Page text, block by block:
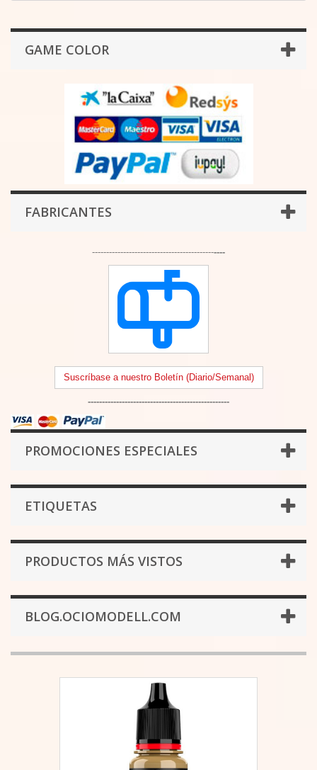
GAME COLOR
FABRICANTES
-----------------------------------------------
Suscríbase a nuestro Boletín (Diario/Semanal)
--------------------------------------------------
PROMOCIONES ESPECIALES
ETIQUETAS
PRODUCTOS MÁS VISTOS
BLOG.OCIOMODELL.COM